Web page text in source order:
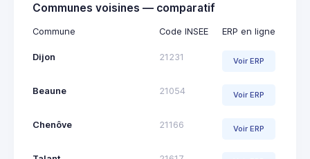
Communes voisines — comparatif
Commune Code INSEE ERP en ligne
Dijon 21231 Voir ERP
Beaune 21054 Voir ERP
Chenôve 21166 Voir ERP